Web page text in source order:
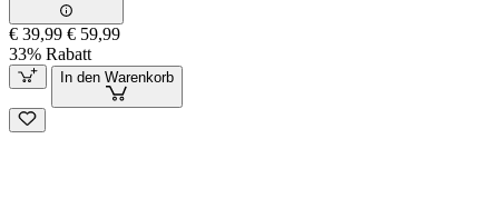
€ 39,99 € 59,99
33% Rabatt
In den Warenkorb